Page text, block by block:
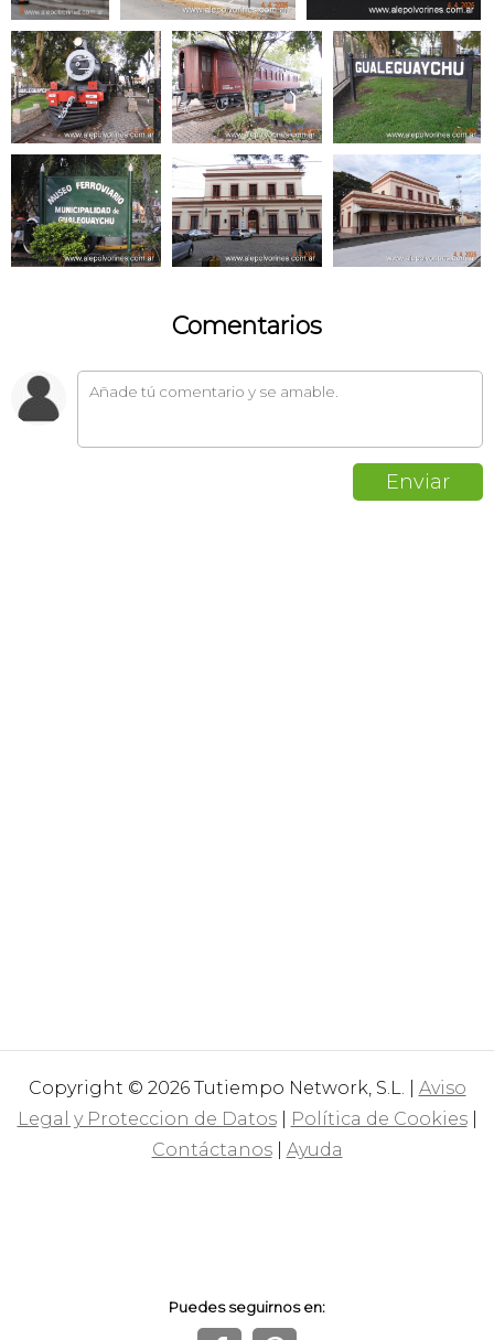
Comentarios
Copyright © 2026 Tutiempo Network, S.L. | Aviso
Legal y Proteccion de Datos| Política de Cookies|
Contáctanos| Ayuda
Puedes seguirnos en: